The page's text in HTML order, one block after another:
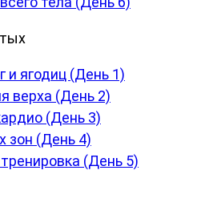
и ягодиц (День 1)
верха (День 2)
(День 3)
зон (День 4)
(День 5)